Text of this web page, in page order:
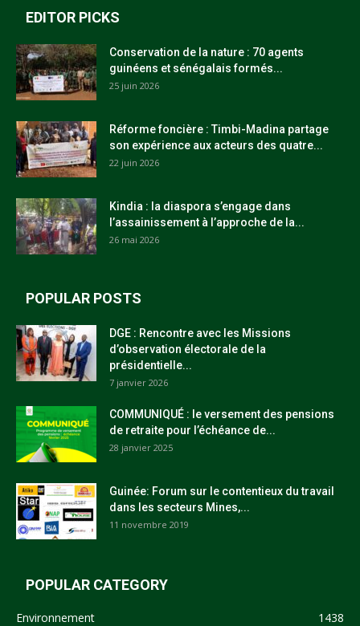
EDITOR PICKS
Conservation de la nature : 70 agents
guinéens et sénégalais formés...
25 juin 2026
Réforme foncière : Timbi-Madina partage
son expérience aux acteurs des quatre...
22 juin 2026
Kindia : la diaspora s’engage dans
l’assainissement à l’approche de la...
26 mai 2026
POPULAR POSTS
DGE : Rencontre avec les Missions
d’observation électorale de la
présidentielle...
7 janvier 2026
COMMUNIQUÉ : le versement des pensions
de retraite pour l’échéance de...
28 janvier 2025
Guinée: Forum sur le contentieux du travail
dans les secteurs Mines,...
11 novembre 2019
POPULAR CATEGORY
Environnement
1438